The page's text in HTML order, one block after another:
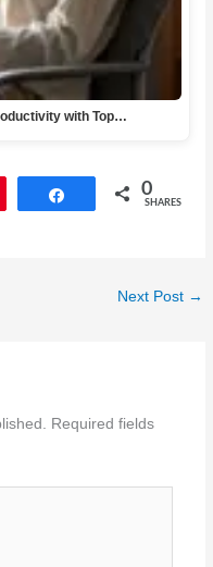
with Top…
Share 0
SHARES
Next Post →
Required fields